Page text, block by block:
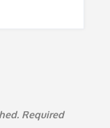
Required